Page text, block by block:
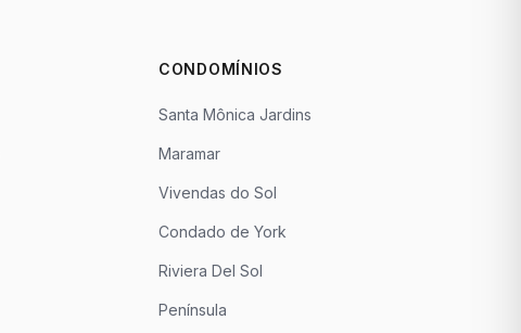
CONDOMÍNIOS
Santa Mônica Jardins
Maramar
Vivendas do Sol
Condado de York
Riviera Del Sol
Península